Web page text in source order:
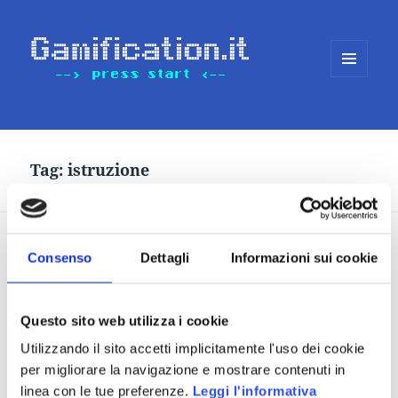
Consenso Dettagli Informazioni sui cookie
Questo sito web utilizza i cookie
Utilizzando il sito accetti implicitamente l'uso dei cookie
per migliorare la navigazione e mostrare contenuti in
linea con le tue preferenze. Leggi l'informativa
Tag:istruzione
Zombie-Based Learning
Gamification case study